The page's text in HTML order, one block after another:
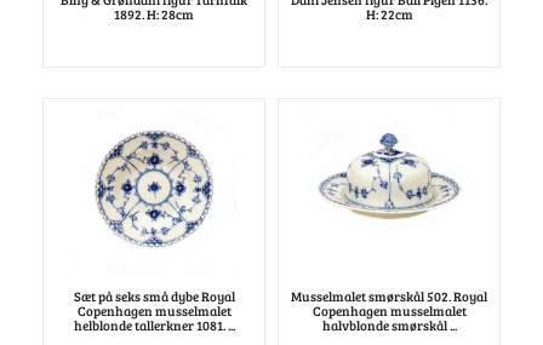
1892. H: 28cm
H: 22cm
Sæt på seks små dybe Royal
Copenhagen musselmalet
helblonde tallerkner 1081. ...
Musselmalet smørskål 502. Royal
Copenhagen musselmalet
halvblonde smørskål ...